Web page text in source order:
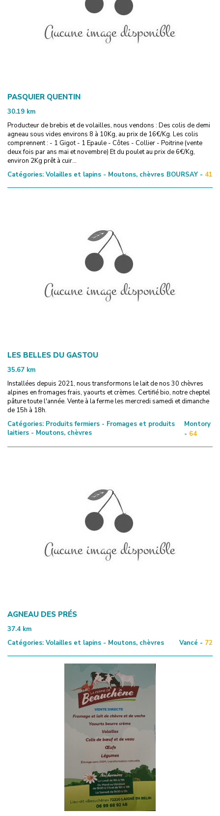
PASQUIER QUENTIN
30.19 km
Producteur de brebis et de volailles, nous vendons : Des colis de demi
agneau sous vides environs 8 à 10Kg, au prix de 16€/Kg. Les colis
comprennent : - 1 Gigot - 1 Epaule - Côtes - Collier - Poitrine (vente
deux fois par ans mai et novembre) Et du poulet au prix de 6€/Kg,
environ 2Kg prêt à cuir...
Catégories: Volailles et lapins - Moutons, chèvres BOURSAY - 41
LES BELLES DU GASTOU
35.67 km
Installées depuis 2021, nous transformons le lait de nos 30 chèvres
alpines en fromages frais, yaourts et crèmes. Certifié bio, notre cheptel
pâture toute l'année. Vente à la ferme les mercredi samedi et dimanche
de 15h à 18h.
Catégories: Produits fermiers - Fromages et produits
laitiers - Moutons, chèvres
Montory
- 64
AGNEAU DES PRÉS
37.4 km
Catégories: Volailles et lapins - Moutons, chèvres Vancé - 72